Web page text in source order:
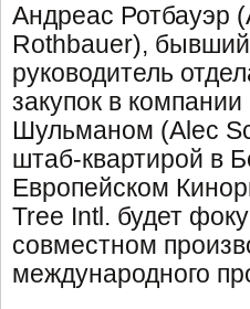
Андреас Ротбауэр
Rothbauer), бывший
руководитель
закупок в
Шульманом (Alec
штаб-квартирой в
Европейском
Tree Intl. будет
совместном
международного